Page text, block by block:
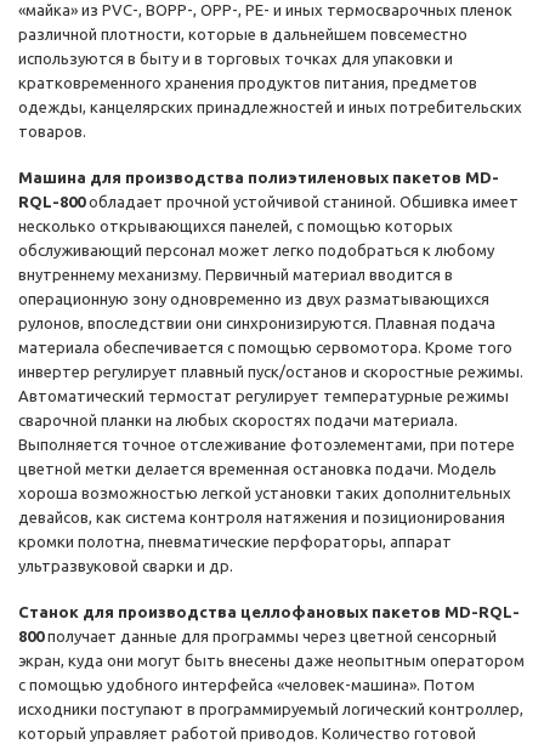
«майка» из PVC-, BОРР-, OPP-, PE- и иных термосварочных пленок
различной плотности, которые в дальнейшем повсеместно
используются в быту и в торговых точках для упаковки и
кратковременного хранения продуктов питания, предметов
одежды, канцелярских принадлежностей и иных потребительских
товаров.
Машина для производства полиэтиленовых пакетов MD-
RQL-800обладает прочной устойчивой станиной. Обшивка имеет
несколько открывающихся панелей, с помощью которых
обслуживающий персонал может легко подобраться к любому
внутреннему механизму. Первичный материал вводится в
операционную зону одновременно из двух разматывающихся
рулонов, впоследствии они синхронизируются. Плавная подача
материала обеспечивается с помощью сервомотора. Кроме того
инвертер регулирует плавный пуск/останов и скоростные режимы.
Автоматический термостат регулирует температурные режимы
сварочной планки на любых скоростях подачи материала.
Выполняется точное отслеживание фотоэлементами, при потере
цветной метки делается временная остановка подачи. Модель
хороша возможностью легкой установки таких дополнительных
девайсов, как система контроля натяжения и позиционирования
кромки полотна, пневматические перфораторы, аппарат
ультразвуковой сварки и др.
Станок для производства целлофановых пакетов MD-RQL-
800получает данные для программы через цветной сенсорный
экран, куда они могут быть внесены даже неопытным оператором
с помощью удобного интерфейса «человек-машина». Потом
исходники поступают в программируемый логический контроллер,
который управляет работой приводов. Количество готовой